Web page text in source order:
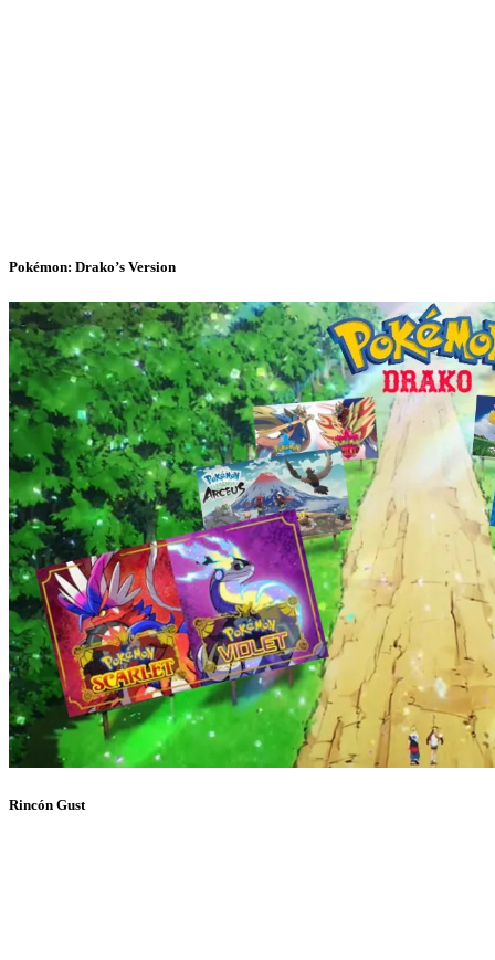
Pokémon: Drako’s Version
Rincón Gust